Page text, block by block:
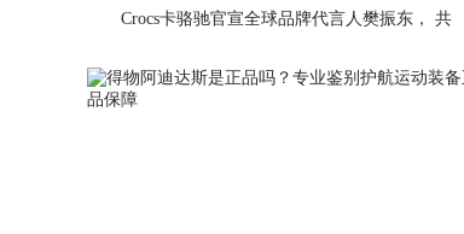
Crocs卡骆驰官宣全球品牌代言人樊振东， 共